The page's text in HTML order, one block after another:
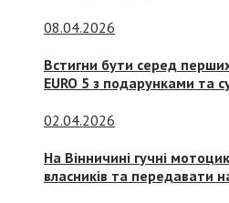
08.04.2026
Встигни бути серед
EURO 5 з подарунками та
02.04.2026
На Вінничині гучні
власників та передавати